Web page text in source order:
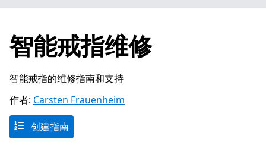
智能戒指维修
智能戒指的维修指南和支持
作者: Carsten Frauenheim
创建指南